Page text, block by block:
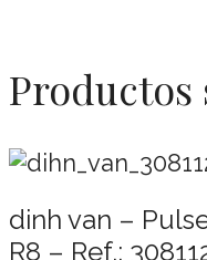
dinh van –
R8 – Ref.: